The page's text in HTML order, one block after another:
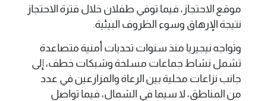
موقع الاحتجاز، فيما توفي طفلان خلال فترة الاحتجاز
نتيجة الإرهاق وسوء الظروف البيئية.
وتواجه نيجيريا منذ سنوات تحديات أمنية متصاعدة
تشمل نشاط جماعات مسلحة وشبكات خطف، إلى
جانب نزاعات محلية بين الرعاة والمزارعين في عدد
من المناطق، لا سيما في الشمال، فيما تواصل